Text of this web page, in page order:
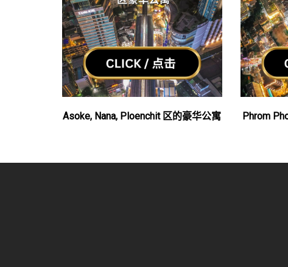
Asoke, Nana, Ploenchit 区的豪华公寓
Phrom